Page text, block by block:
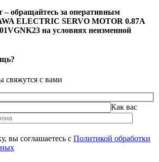
обращайтесь за оперативным
ELECTRIC SERVO MOTOR 0.87A
на условиях неизменной
свяжутся с вами
Как вас
вы соглашаетесь с Политикой обработки